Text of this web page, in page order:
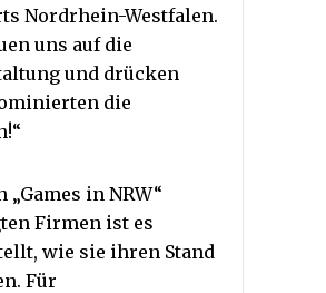
Nordrhein-Westfalen.
uns auf die
und drücken
die
„Games in NRW“
Firmen ist es
wie sie ihren Stand
Für